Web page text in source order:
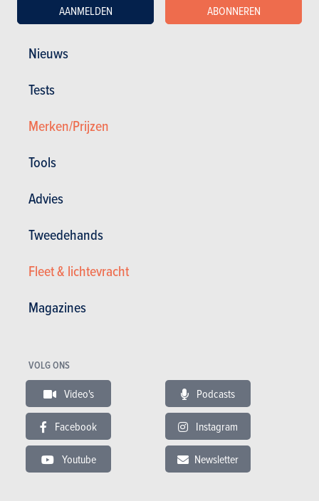
Nieuws
Tests
Merken/Prijzen
Tools
Advies
Tweedehands
Fleet & lichtevracht
Magazines
AANMELDEN ABONNEREN
VOLG ONS
Video's Podcasts
Facebook Instagram
Youtube Newsletter
BENZINE